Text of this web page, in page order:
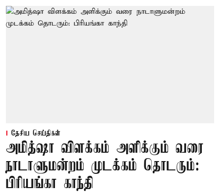
தேசிய செய்திகள்
அமித்ஷா விளக்கம் அளிக்கும் வரை
நாடாளுமன்றம் முடக்கம் தொடரும்:
பிரியங்கா காந்தி